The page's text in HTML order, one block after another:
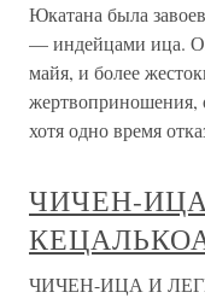
Юкатана была
— индейцами ица.
майя, и более
жертвоприношения,
хотя одно время
ЧИЧЕН-
ЧИЧЕН-ИЦА И